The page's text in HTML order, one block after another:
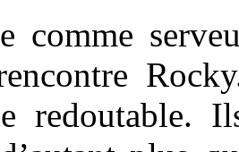
comme
redoutable.